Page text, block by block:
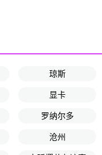
琼斯
显卡
罗纳尔多
沧州